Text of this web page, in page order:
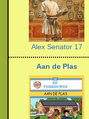
Alex Senator 17
Aan de Plas